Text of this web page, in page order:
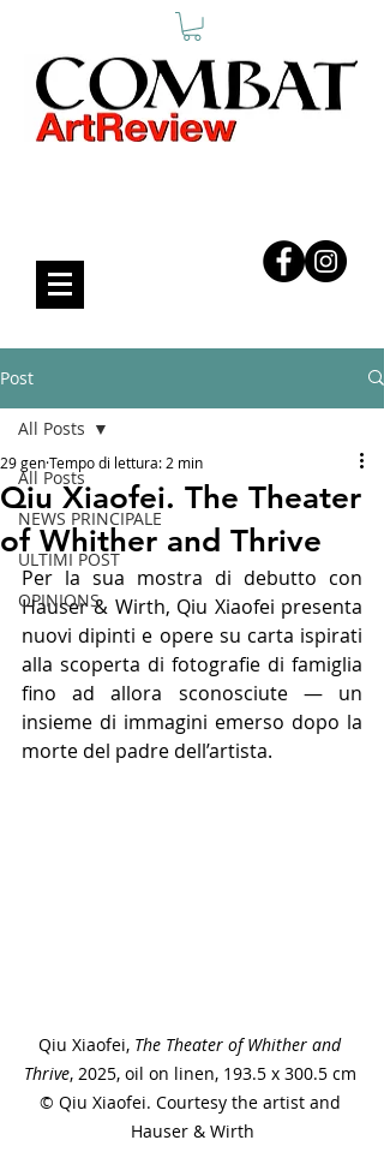
Post
All Posts
NEWS PRINCIPALE
ULTIMI POST
OPINIONS
All Posts
Qiu Xiaofei. The Theater
of Whither and Thrive
29 genTempo di lettura: 2 min
Per la sua mostra di debutto con
Hauser & Wirth, Qiu Xiaofei presenta
nuovi dipinti e opere su carta ispirati
alla scoperta di fotografie di famiglia
fino ad allora sconosciute — un
insieme di immagini emerso dopo la
morte del padre dell’artista.
Qiu Xiaofei, The Theater of Whither and
Thrive, 2025, oil on linen, 193.5 x 300.5 cm
© Qiu Xiaofei. Courtesy the artist and
Hauser & Wirth